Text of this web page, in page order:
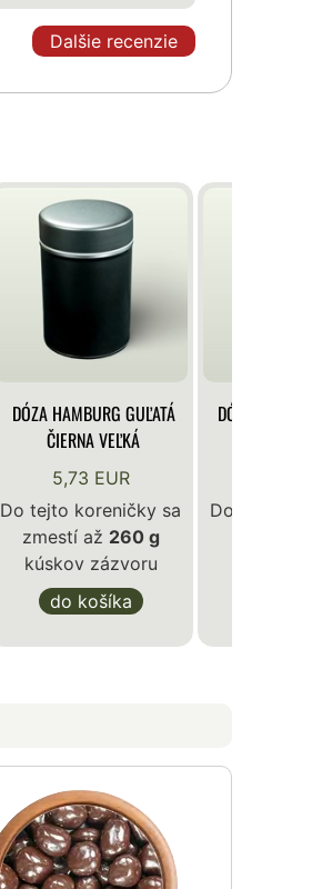
Dalšie recenzie
DÓZA HAMBURG GUĽATÁ
ČIERNA VEĽKÁ
5,73 EUR
Do tejto koreničky sa
zmestí až 260 g
kúskov zázvoru
do košíka
DÓZA KLASIK
Do tejto